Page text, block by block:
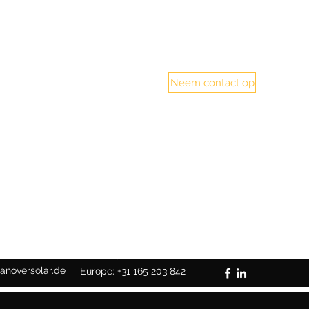
Neem contact op
Europe: +31 165 203 842